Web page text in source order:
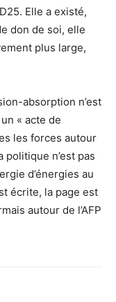
Elle a existé,
don de soi, elle
plus large,
absorption n’est
« acte de
les forces autour
politique n’est pas
d’énergies au
écrite, la page est
autour de l’AFP